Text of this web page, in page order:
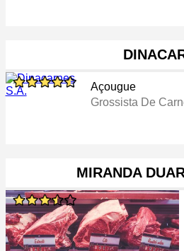
Açougue
Grossista De
MIRANDA